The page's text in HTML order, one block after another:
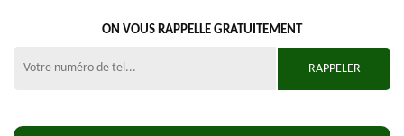
ON VOUS RAPPELLE GRATUITEMENT